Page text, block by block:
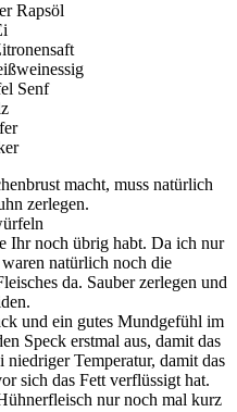
Rapsöl
Senf
macht, muss natürlich
zerlegen.
Ihr noch übrig habt. Da ich nur
natürlich noch die
da. Sauber zerlegen und
und ein gutes Mundgefühl im
Speck erstmal aus, damit das
Temperatur, damit das
sich das Fett verflüssigt hat.
nur noch mal kurz